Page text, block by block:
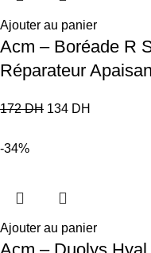
Ajouter au panier
Acm – Boréade R
Réparateur
172DH 134 DH
-34%
Ajouter au panier